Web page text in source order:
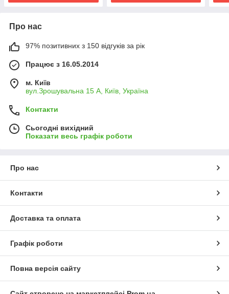
Про нас
97% позитивних з 150 відгуків за рік
Працює з 16.05.2014
м. Київ
вул.Зрошувальна 15 А, Київ, Україна
Контакти
Сьогодні вихідний
Показати весь графік роботи
Про нас
Контакти
Доставка та оплата
Графік роботи
Повна версія сайту